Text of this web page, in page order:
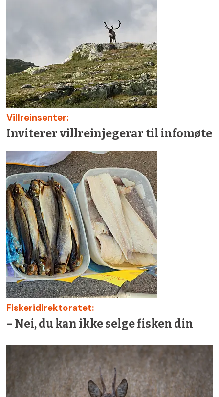
Villreinsenter:
Inviterer villreinjegerar til infomøte
Fiskeridirektoratet:
– Nei, du kan ikke selge fisken din